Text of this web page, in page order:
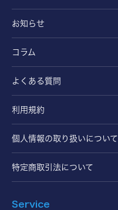
お知らせ
コラム
よくある質問
利用規約
個人情報の取り扱いについて
特定商取引法について
Service